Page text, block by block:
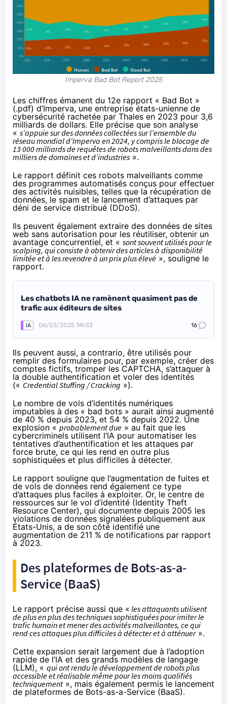
Imperva Bad Bot Report 2025
Les chiffres émanent du 12e rapport « Bad Bot »
(.pdf) d’Imperva, une entreprise états-unienne de
cybersécurité rachetée par Thales en 2023 pour 3,6
milliards de dollars. Elle précise que son analyse
« s’appuie sur des données collectées sur l’ensemble du
réseau mondial d’Imperva en 2024, y compris le blocage de
13 000 milliards de requêtes de robots malveillants dans des
milliers de domaines et d’industries ».
Le rapport définit ces robots malveillants comme
des programmes automatisés conçus pour effectuer
des activités nuisibles, telles que la récupération de
données, le spam et le lancement d’attaques par
déni de service distribué (DDoS).
Ils peuvent également extraire des données de sites
web sans autorisation pour les réutiliser, obtenir un
avantage concurrentiel, et « sont souvent utilisés pour le
scalping, qui consiste à obtenir des articles à disponibilité
limitée et à les revendre à un prix plus élevé », souligne le
rapport.
Les chatbots IA ne ramènent quasiment pas de
trafic aux éditeurs de sites
IA 06/03/2025 14h33 16
Ils peuvent aussi, a contrario, être utilisés pour
remplir des formulaires pour, par exemple, créer des
comptes fictifs, tromper les CAPTCHA, s’attaquer à
la double authentification et voler des identités
(« Credential Stuffing / Cracking »).
Le nombre de vols d’identités numériques
imputables à des « bad bots » aurait ainsi augmenté
de 40 % depuis 2023, et 54 % depuis 2022. Une
explosion «probablement due » au fait que les
cybercriminels utilisent l’IA pour automatiser les
tentatives d’authentification et les attaques par
force brute, ce qui les rend en outre plus
sophistiquées et plus difficiles à détecter.
Le rapport souligne que l’augmentation de fuites et
de vols de données rend également ce type
d’attaques plus faciles à exploiter. Or, le centre de
ressources sur le vol d’identité (Identity Theft
Resource Center), qui documente depuis 2005 les
violations de données signalées publiquement aux
États-Unis, a de son côté identifié une
augmentation de 211 % de notifications par rapport
à 2023.
Des plateformes de Bots-as-a-
Service (BaaS)
Le rapport précise aussi que « les attaquants utilisent
de plus en plus des techniques sophistiquées pour imiter le
trafic humain et mener des activités malveillantes, ce qui
rend ces attaques plus difficiles à détecter et à atténuer».
Cette expansion serait largement due à l’adoption
rapide de l’IA et des grands modèles de langage
(LLM), « qui ont rendu le développement de robots plus
accessible et réalisable même pour les moins qualifiés
techniquement», mais également permis le lancement
de plateformes de Bots-as-a-Service (BaaS).